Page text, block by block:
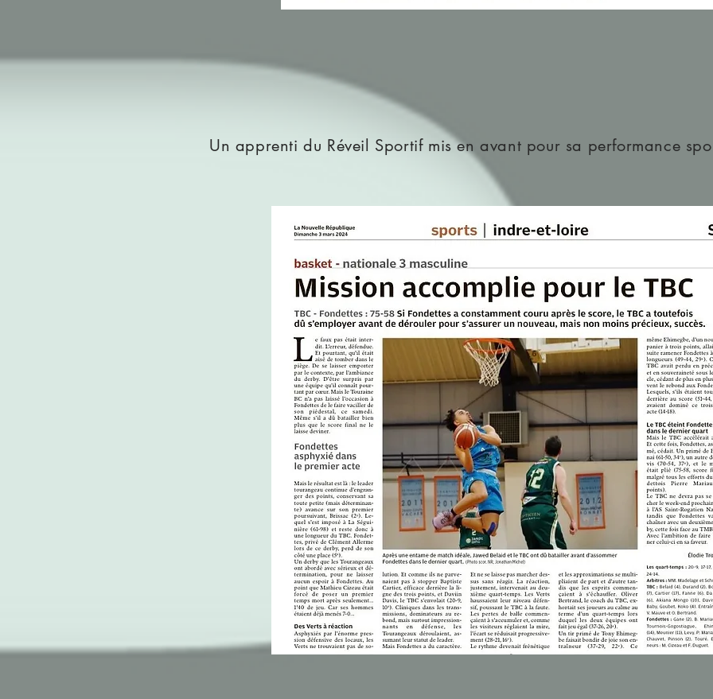
Un apprenti du Réveil Sportif mis en avant pour sa performance